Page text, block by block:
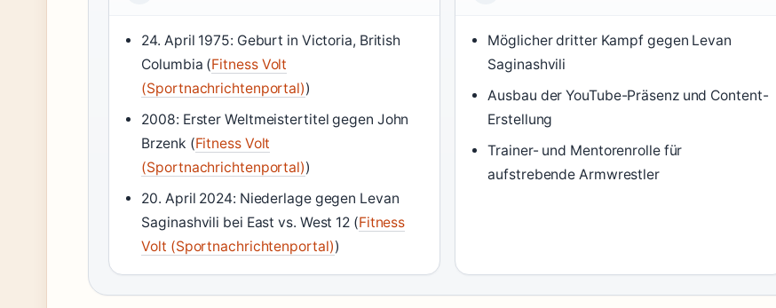
24. April 1975: Geburt in Victoria, British
Columbia (Fitness Volt
(Sportnachrichtenportal))
2008: Erster Weltmeistertitel gegen John
Brzenk (Fitness Volt
(Sportnachrichtenportal))
20. April 2024: Niederlage gegen Levan
Saginashvili bei East vs. West 12 (Fitness
Volt (Sportnachrichtenportal))
Möglicher dritter Kampf gegen Levan
Saginashvili
Ausbau der YouTube-Präsenz und Content-
Erstellung
Trainer- und Mentorenrolle für
aufstrebende Armwrestler